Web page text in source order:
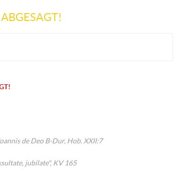
St. Joannis de Deo B-Dur, Hob. XXII:7
jubilate", KV 165